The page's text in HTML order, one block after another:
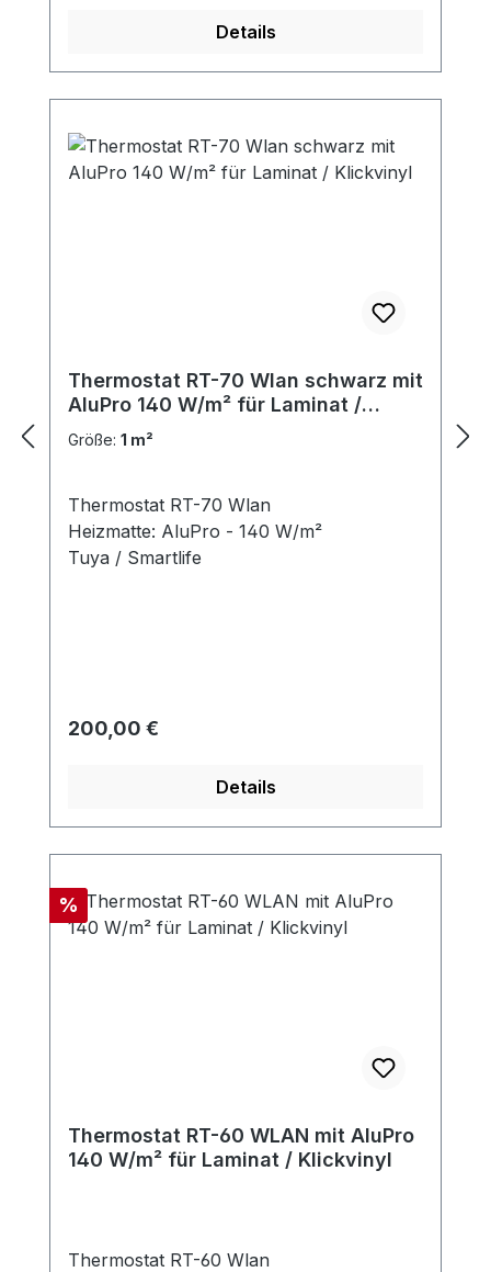
Details
Thermostat RT-70 Wlan schwarz mit
AluPro 140 W/m² für Laminat /
Klickvinyl
Größe: 1 m²
Thermostat RT-70 Wlan
Heizmatte: AluPro - 140 W/m²
Tuya / Smartlife
Regulärer Preis:
200,00 €
Details
Rabatt
%
Thermostat RT-60 WLAN mit AluPro
140 W/m² für Laminat / Klickvinyl
Thermostat RT-60 Wlan